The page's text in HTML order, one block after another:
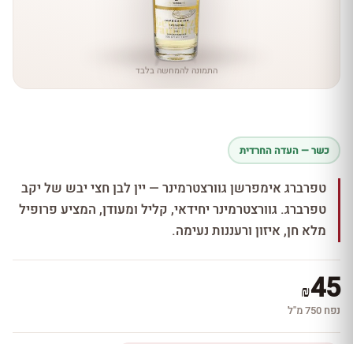
התמונה להמחשה בלבד
כשר — העדה החרדית
טפרברג אימפרשן גוורצטרמינר — יין לבן חצי יבש של יקב
טפרברג. גוורצטרמינר יחידאי, קליל ומעודן, המציע פרופיל
מלא חן, איזון ורעננות נעימה.
₪45
נפח 750 מ''ל